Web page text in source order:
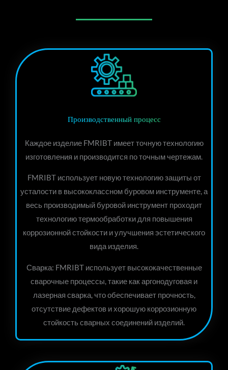
Производственный процесс
Каждое изделие FMRIBT имеет точную технологию
изготовления и производится по точным чертежам.
FMRIBT использует новую технологию защиты от
усталости в высококлассном буровом инструменте, а
весь производимый буровой инструмент проходит
технологию термообработки для повышения
коррозионной стойкости и улучшения эстетического
вида изделия.
Сварка: FMRIBT использует высококачественные
сварочные процессы, такие как аргонодуговая и
лазерная сварка, что обеспечивает прочность,
отсутствие дефектов и хорошую коррозионную
стойкость сварных соединений изделий.